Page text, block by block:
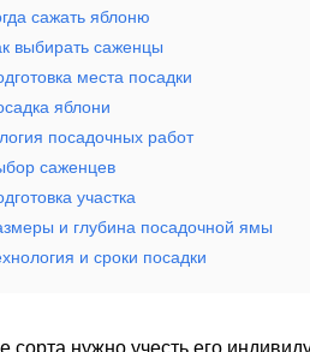
сажать яблоню
выбирать саженцы
места посадки
яблони
посадочных работ
саженцев
участка
и глубина посадочной ямы
и сроки посадки